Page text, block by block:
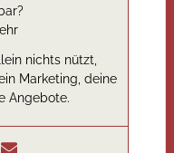
nichts nützt,
Marketing, deine
Angebote.